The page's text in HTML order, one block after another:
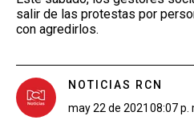
salir de las protestas por
con agredirlos.
NOTICIAS RCN
may 22 de 2021 08:07 p.